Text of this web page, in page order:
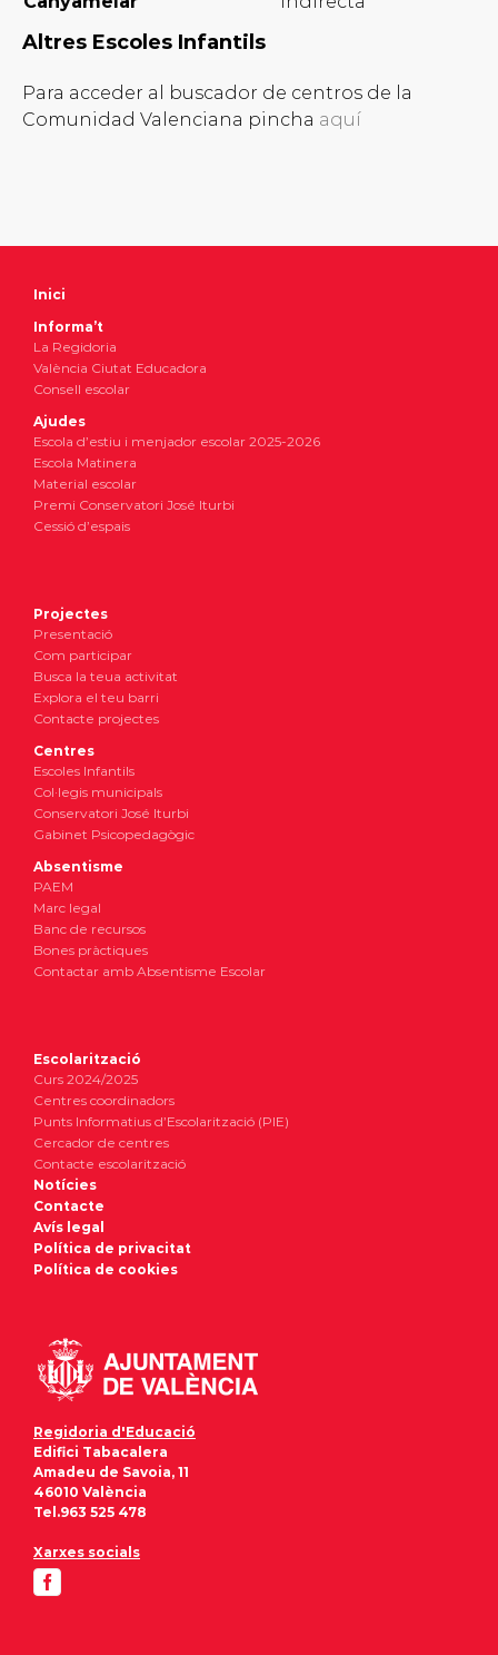
Altres Escoles Infantils
Para acceder al buscador de centros de la
Comunidad Valenciana pincha aquí
Inici
Informa’t
La Regidoria
València Ciutat Educadora
Consell escolar
Ajudes
Escola d’estiu i menjador escolar 2025-2026
Escola Matinera
Material escolar
Premi Conservatori José Iturbi
Cessió d’espais
Projectes
Presentació
Com participar
Busca la teua activitat
Explora el teu barri
Contacte projectes
Centres
Escoles Infantils
Col·legis municipals
Conservatori José Iturbi
Gabinet Psicopedagògic
Absentisme
PAEM
Marc legal
Banc de recursos
Bones pràctiques
Contactar amb Absentisme Escolar
Escolarització
Curs 2024/2025
Centres coordinadors
Punts Informatius d’Escolarització (PIE)
Cercador de centres
Contacte escolarització
Notícies
Contacte
Avís legal
Política de privacitat
Política de cookies
Regidoria d'Educació
Edifici Tabacalera
Amadeu de Savoia, 11
46010 València
Tel.963 525 478
Xarxes socials